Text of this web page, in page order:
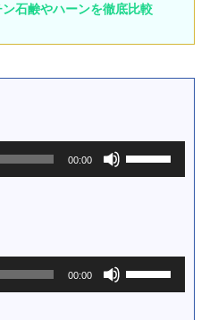
石鹸やハーンを徹底比較
00:00
リ
節
に
は
00:00
リ